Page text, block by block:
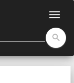
search